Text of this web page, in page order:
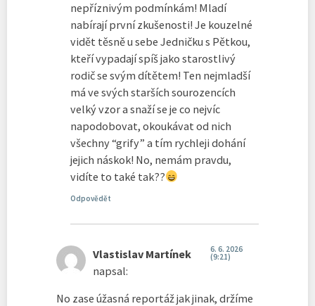
nepříznivým podmínkám! Mladí
nabírají první zkušenosti! Je kouzelné
vidět těsně u sebe Jedničku s Pětkou,
kteří vypadají spíš jako starostlivý
rodič se svým dítětem! Ten nejmladší
má ve svých starších sourozencích
velký vzor a snaží se je co nejvíc
napodobovat, okoukávat od nich
všechny “grify” a tím rychleji dohání
jejich náskok! No, nemám pravdu,
vidíte to také tak??
Odpovědět
Vlastislav Martínek
napsal:
6. 6. 2026
(9:21)
No zase úžasná reportáž jak jinak, držíme